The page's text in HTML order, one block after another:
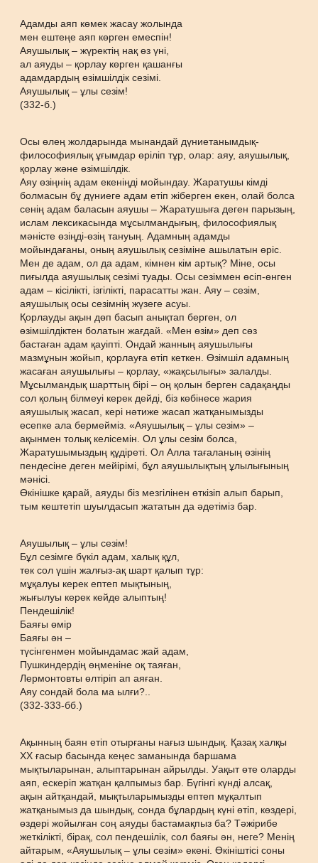
Адамды аяп көмек жасау жолында
мен ештеңе аяп көрген емеспін!
Аяушылық – жүректің нақ өз үні,
ал аяуды – қорлау көрген қашанғы
адамдардың өзімшілдік сезімі.
Аяушылық – ұлы сезім!
(332-б.)
Осы өлең жолдарында мынандай дүниетанымдық-
философиялық ұғымдар өріліп тұр, олар: аяу, аяушылық,
қорлау және өзімшілдік.
Аяу өзіңнің адам екеніңді мойындау. Жаратушы кімді
болмасын бұ дүниеге адам етіп жіберген екен, олай болса
сенің адам баласын аяушы – Жаратушыға деген парызың,
ислам лексикасында мұсылмандығың, философиялық
мәністе өзіңді-өзің тануың. Адамның адамды
мойындағаны, оның аяушылық сезіміне ашылатын өріс.
Мен де адам, ол да адам, кімнен кім артық? Міне, осы
пиғылда аяушылық сезімі туады. Осы сезіммен өсіп-өнген
адам – кісілікті, ізгілікті, парасатты жан. Аяу – сезім,
аяушылық осы сезімнің жүзеге асуы.
Қорлауды ақын дөп басып анықтап берген, ол
өзімшілдіктен болатын жағдай. «Мен өзім» деп сөз
бастаған адам қауіпті. Ондай жанның аяушылығы
мазмұнын жойып, қорлауға өтіп кеткен. Өзімшіл адамның
жасаған аяушылығы – қорлау, «жақсылығы» залалды.
Мұсылмандық шарттың бірі – оң қолын берген садақаңды
сол қолың білмеуі керек дейді, біз көбінесе жария
аяушылық жасап, кері нәтиже жасап жатқанымызды
есепке ала бермейміз. «Аяушылық – ұлы сезім» –
ақынмен толық келісемін. Ол ұлы сезім болса,
Жаратушымыздың құдіреті. Ол Алла тағаланың өзінің
пендесіне деген мейірімі, бұл аяушылықтың ұлылығының
мәнісі.
Өкінішке қарай, аяуды біз мезгілінен өткізіп алып барып,
тым кештетіп шуылдасып жататын да әдетіміз бар.
Аяушылық – ұлы сезім!
Бұл сезімге бүкіл адам, халық құл,
тек сол үшін жалғыз-ақ шарт қалып тұр:
мұқалуы керек ептеп мықтының,
жығылуы керек кейде алыптың!
Пендешілік!
Баяғы өмір
Баяғы ән –
түсінгенмен мойындамас жай адам,
Пушкиндердің өңменіне оқ таяған,
Лермонтовты өлтіріп ап аяған.
Аяу сондай бола ма ылғи?..
(332-333-бб.)
Ақынның баян етіп отырғаны нағыз шындық. Қазақ халқы
ХХ ғасыр басында кеңес заманында баршама
мықтыларынан, алыптарынан айрылды. Уақыт өте оларды
аяп, ескеріп жатқан қалпымыз бар. Бүгінгі күнді алсақ,
ақын айтқандай, мықтыларымызды ептеп мұқалтып
жатқанымыз да шындық, сонда бұлардың күні өтіп, көздері,
өздері жойылған соң аяуды бастамақпыз ба? Тәжірибе
жеткілікті, бірақ, сол пендешілік, сол баяғы ән, неге? Менің
айтарым, «Аяушылық – ұлы сезім» екені. Өкініштісі соны